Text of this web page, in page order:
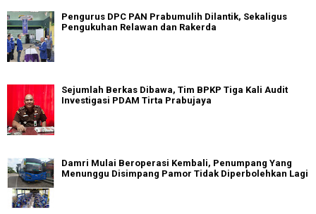
Pengurus DPC PAN Prabumulih Dilantik, Sekaligus
Pengukuhan Relawan dan Rakerda
Sejumlah Berkas Dibawa, Tim BPKP Tiga Kali Audit
Investigasi PDAM Tirta Prabujaya
Damri Mulai Beroperasi Kembali, Penumpang Yang
Menunggu Disimpang Pamor Tidak Diperbolehkan Lagi